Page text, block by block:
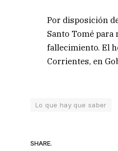
Por disposición
Santo Tomé
fallecimiento. El
Corrientes, en
Lo que hay que saber
SHARE.